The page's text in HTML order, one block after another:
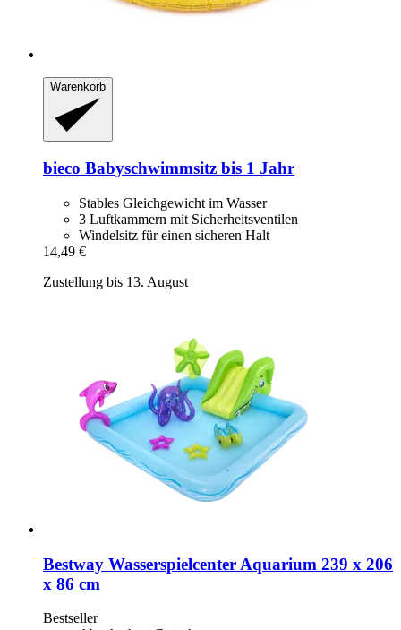
Warenkorb
bieco Babyschwimmsitz bis 1 Jahr
Stables Gleichgewicht im Wasser
3 Luftkammern mit Sicherheitsventilen
Windelsitz für einen sicheren Halt
14,49 €
Zustellung bis 13. August
Bestway Wasserspielcenter Aquarium 239 x 206
x 86 cm
Bestseller